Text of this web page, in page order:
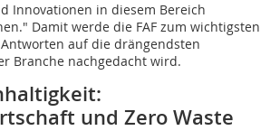
Innovationen in diesem Bereich
Damit werde die FAF zum wichtigsten
auf die drängendsten
Branche nachgedacht wird.
und Zero Waste